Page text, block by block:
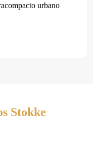
urbano
Stokke